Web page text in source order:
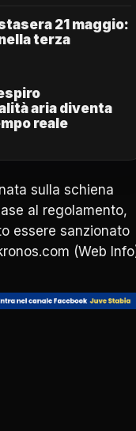
21 maggio:
terza
aria diventa
reale
sulla schiena
al regolamento,
essere sanzionato
(Web